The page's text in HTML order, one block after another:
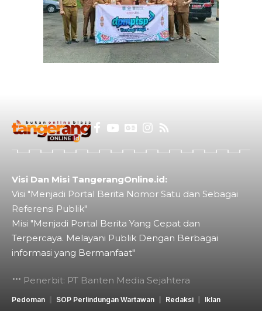
Visi Dan Misi TangerangOnline.id:
Visi "Menjadi Portal Berita Nomor Satu dan Sebagai
Referensi Publik"
Misi "Menjadi Portal Berita Yang Cepat dan
Terpercaya. Melayani Publik Dengan Berbagai
informasi yang Bermanfaat"
Penerbit: PT Banten Media Sejahtera
Pedoman SOP Perlindungan Wartawan Redaksi Iklan